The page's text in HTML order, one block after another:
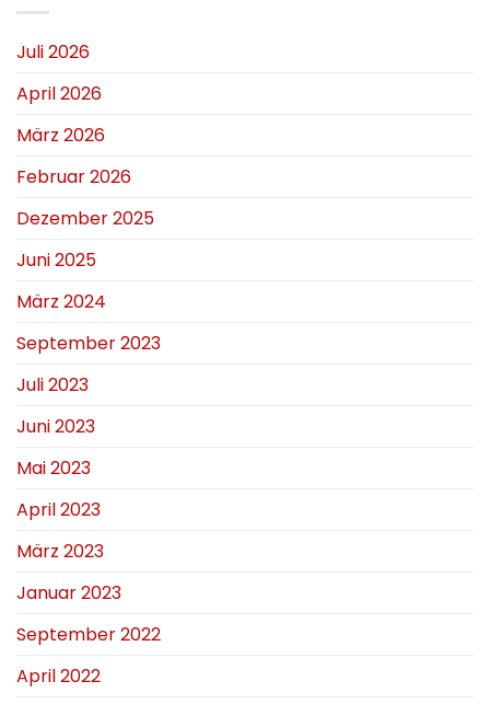
Juli 2026
April 2026
März 2026
Februar 2026
Dezember 2025
Juni 2025
März 2024
September 2023
Juli 2023
Juni 2023
Mai 2023
April 2023
März 2023
Januar 2023
September 2022
April 2022